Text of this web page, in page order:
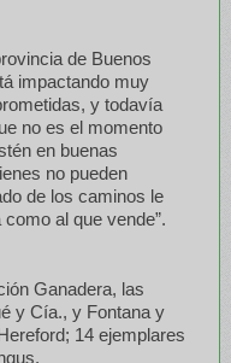
de Buenos
impactando muy
y todavía
no es el momento
en buenas
no pueden
de los caminos le
al que vende”.
Ganadera, las
y Cía., y Fontana y
14 ejemplares